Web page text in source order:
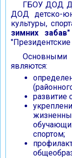
ГБОУ ДОД
ДОД детско-
культуры,
зимних забав"
Основными
являются:
развитие
спортом;